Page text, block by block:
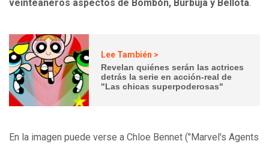
veinteañeros aspectos de Bombón, Burbuja y Bellota.
Lee También >
Revelan quiénes serán las actrices
detrás la serie en acción-real de
"Las chicas superpoderosas"
En la imagen puede verse a Chloe Bennet ("Marvel's Agents